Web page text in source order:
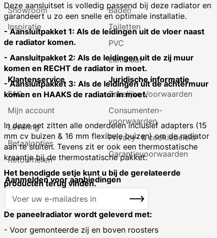
Deze aansluitset is volledig passend bij deze radiator en
garandeert u zo een snelle en optimale installatie.
- Aansluitpakket 1: Als de leidingen uit de vloer naast
de radiator komen.
- Aansluitpakket 2: Als de leidingen uit de zij muur
komen en RECHT de radiator in moet.
- Aansluitpakket 3: Als de leidingen uit de achtermuur
komen en HAAKS de radiator in moet.
In deze set zitten alle onderdelen inclusief adapters (15
mm cv buizen & 16 mm flexibele buizen) om de radiator
aan te sluiten. Tevens zit er ook een thermostatische
kraantje bij de thermostatische pakket.
Het benodigde setje kunt u bij de gerelateerde
producten terug vinden.
De paneelradiator wordt geleverd met:
- Voor gemonteerde zij en boven roosters
Showroom
Inspiratie
Baden
Toiletten
PVC
Laminaat
Klantenservice
FAQ
Mijn account
Levering
Betaalopties
Retourneren
Juridische informatie
Zakelijke Voorwaarden
Consumenten­
voorwaarden
Privacy- & cookiebeleid
Garantie­voorwaarden
Aanmelden voor aanbiedingen
A
o
Inschrijven